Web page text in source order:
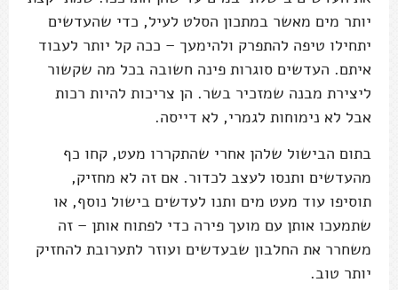
יותר מים מאשר במתכון הסלט לעיל, כדי שהעדשים
יתחילו טיפה להתפרק ולהימעך – ככה קל יותר לעבוד
איתם. העדשים סוגרות פינה חשובה בכל מה שקשור
ליצירת מבנה שמזכיר בשר. הן צריכות להיות רכות
אבל לא נימוחות לגמרי, לא דייסה.
בתום הבישול שלהן אחרי שהתקררו מעט, קחו כף
מהעדשים ותנסו לעצב לכדור. אם זה לא מחזיק,
תוסיפו עוד מעט מים ותנו לעדשים בישול נוסף, או
שתמעכו אותן עם מועך פירה כדי לפתוח אותן – זה
משחרר את החלבון שבעדשים ועוזר לתערובת להחזיק
יותר טוב.